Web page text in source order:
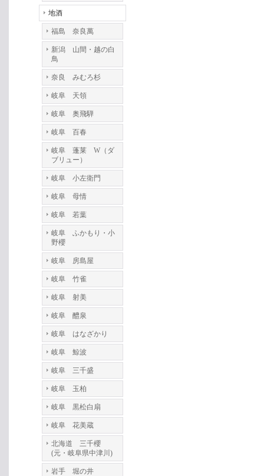
地酒
福島 奈良萬
新潟 山間・越の白
鳥
奈良 みむろ杉
岐阜 天領
岐阜 奥飛騨
岐阜 百春
岐阜 蓬莱 W（ダ
ブリュー）
岐阜 小左衛門
岐阜 母情
岐阜 若葉
岐阜 ふかもり・小
野櫻
岐阜 房島屋
岐阜 竹雀
岐阜 射美
岐阜 醴泉
岐阜 はなざかり
岐阜 鯨波
岐阜 三千盛
岐阜 玉柏
岐阜 黒松白扇
岐阜 花美蔵
北海道 三千櫻
(元・岐阜県中津川)
岩手 堀の井